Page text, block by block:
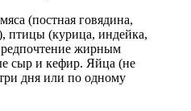
(постная говядина,
птицы (курица, индейка,
жирным
сыр и кефир. Яйца (не
дня или по одному